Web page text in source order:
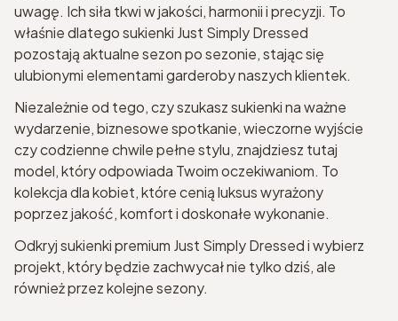
uwagę. Ich siła tkwi w jakości, harmonii i precyzji. To
właśnie dlatego sukienki Just Simply Dressed
pozostają aktualne sezon po sezonie, stając się
ulubionymi elementami garderoby naszych klientek.
Niezależnie od tego, czy szukasz sukienki na ważne
wydarzenie, biznesowe spotkanie, wieczorne wyjście
czy codzienne chwile pełne stylu, znajdziesz tutaj
model, który odpowiada Twoim oczekiwaniom. To
kolekcja dla kobiet, które cenią luksus wyrażony
poprzez jakość, komfort i doskonałe wykonanie.
Odkryj sukienki premium Just Simply Dressed i wybierz
projekt, który będzie zachwycał nie tylko dziś, ale
również przez kolejne sezony.